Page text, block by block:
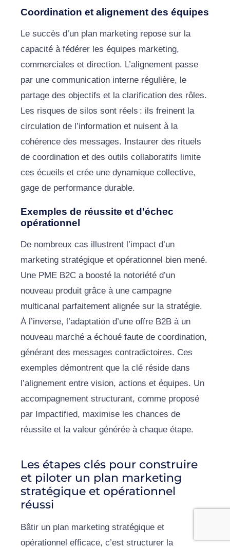
Coordination et alignement des équipes
Le succès d’un plan marketing repose sur la
capacité à fédérer les équipes marketing,
commerciales et direction. L’alignement passe
par une communication interne régulière, le
partage des objectifs et la clarification des rôles.
Les risques de silos sont réels : ils freinent la
circulation de l’information et nuisent à la
cohérence des messages. Instaurer des rituels
de coordination et des outils collaboratifs limite
ces écueils et crée une dynamique collective,
gage de performance durable.
Exemples de réussite et d’échec
opérationnel
De nombreux cas illustrent l’impact d’un
marketing stratégique et opérationnel bien mené.
Une PME B2C a boosté la notoriété d’un
nouveau produit grâce à une campagne
multicanal parfaitement alignée sur la stratégie.
À l’inverse, l’adaptation d’une offre B2B à un
nouveau marché a échoué faute de coordination,
générant des messages contradictoires. Ces
exemples démontrent que la clé réside dans
l’alignement entre vision, actions et équipes. Un
accompagnement structurant, comme proposé
par Impactified, maximise les chances de
réussite et la valeur générée à chaque étape.
Les étapes clés pour construire
et piloter un plan marketing
stratégique et opérationnel
réussi
Bâtir un plan marketing stratégique et
opérationnel efficace, c’est structurer la